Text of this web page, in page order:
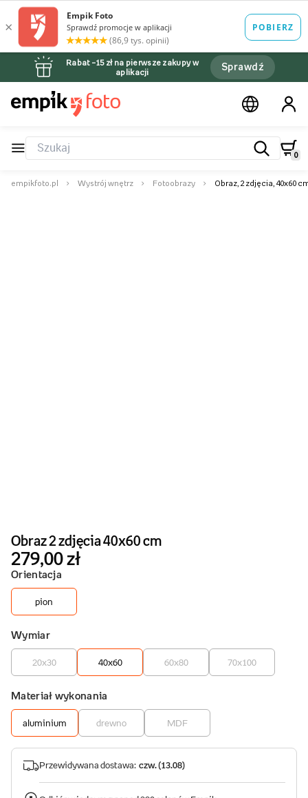
Rabat –15 zł na pierwsze zakupy w
aplikacji
Sprawdź
0
empikfoto.pl Wystrój wnętrz Fotoobrazy Obraz, 2 zdjęcia, 40x60